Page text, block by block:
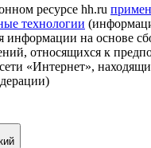
ресурсе hh.ru
технологии
информации на основе
относящихся к
«Интернет»,